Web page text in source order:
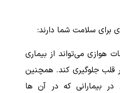
برای سلامت شما دارند:
هوازی می‌تواند از بیماری
قلب جلوگیری کند. همچنین
در بیمارانی که در آن ها